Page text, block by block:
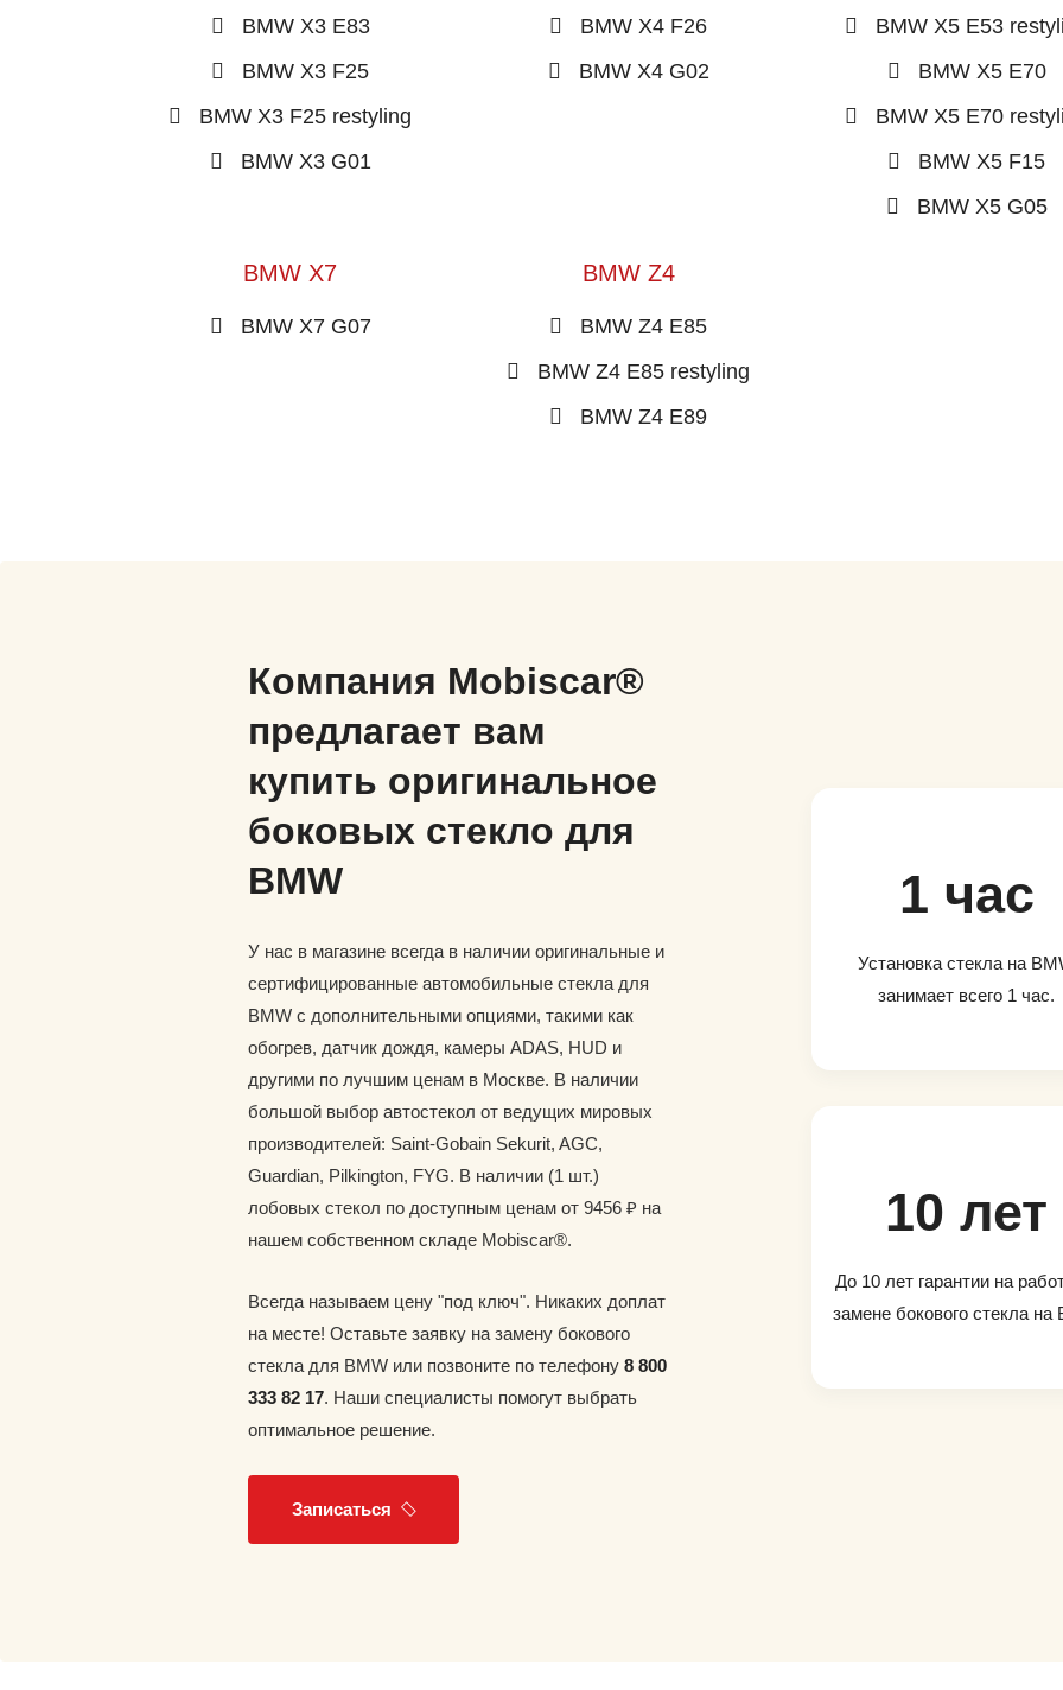
BMW X3 E83
BMW X3 F25
BMW X3 F25 restyling
BMW X3 G01
BMW X4 F26
BMW X4 G02
BMW X5 E53
BMW X5 E70
BMW X5 E70
BMW X5 F15
BMW X5 G05
BMW X7
BMW X7 G07
BMW Z4
BMW Z4 E85
BMW Z4 E85 restyling
BMW Z4 E89
Компания Mobiscar®
предлагает вам
купить оригинальное
боковых стекло для
BMW
У нас в магазине всегда в наличии оригинальные и
сертифицированные автомобильные стекла для
BMW с дополнительными опциями, такими как
обогрев, датчик дождя, камеры ADAS, HUD и
другими по лучшим ценам в Москве. В наличии
большой выбор автостекол от ведущих мировых
производителей: Saint-Gobain Sekurit, AGC,
Guardian, Pilkington, FYG. В наличии (1 шт.)
лобовых стекол по доступным ценам от 9456 ₽ на
нашем собственном складе Mobiscar®.
Всегда называем цену "под ключ". Никаких доплат
на месте! Оставьте заявку на замену бокового
стекла для BMW или позвоните по телефону 8 800
333 82 17. Наши специалисты помогут выбрать
оптимальное решение.
Записаться
1 час
Установка стекла на
занимает всего 1 час.
10 лет
До 10 лет гарантии на
замене бокового стекла на